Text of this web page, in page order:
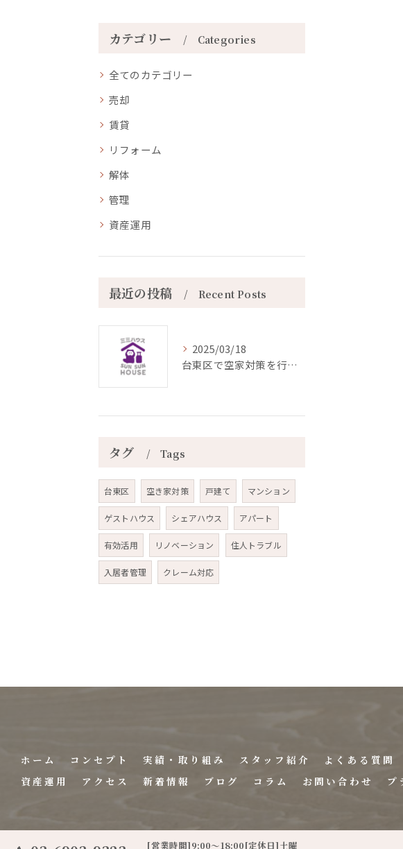
カテゴリー Categories
全てのカテゴリー
売却
賃貸
リフォーム
解体
管理
資産運用
最近の投稿 Recent Posts
2025/03/18
台東区で空家対策を行っています。
タグ Tags
台東区 空き家対策 戸建て マンション
ゲストハウス シェアハウス アパート
有効活用 リノベーション 住人トラブル
入居者管理 クレーム対応
[営業時間]9:00～18:00[定休日]土曜
ホーム コンセプト 実績・取り組み スタッフ紹介 よくある質問
資産運用
アクセス 新着情報 ブログ コラム お問い合わせ プ